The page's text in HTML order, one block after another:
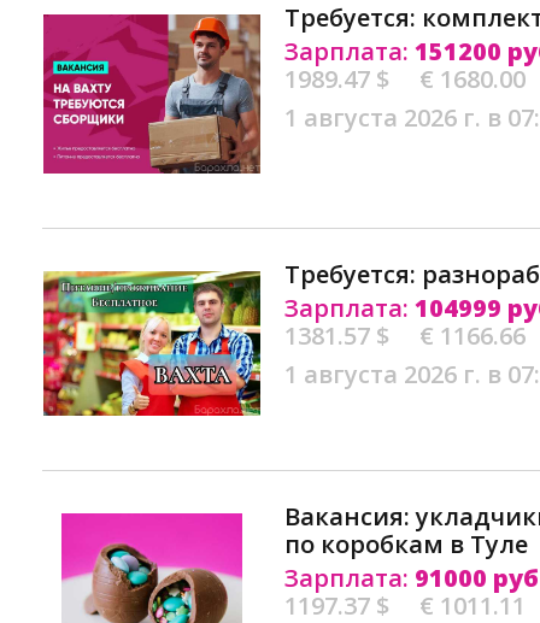
Требуется:
Зарплата: 151200
1989.47 $
€ 1680.00
1 августа 2026 г. в
Требуется:
Зарплата: 104999
1381.57 $
€ 1166.66
1 августа 2026 г. в
Вакансия:
по коробкам в Туле
Зарплата: 91000
1197.37 $
€ 1011.11